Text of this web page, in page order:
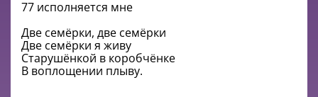
77 исполняется мне
Две семёрки, две семёрки
Две семёрки я живу
Старушёнкой в коробчёнке
В воплощении плыву.